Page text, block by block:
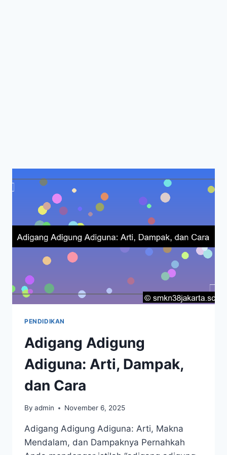
PENDIDIKAN
Adigang Adigung
Adiguna: Arti, Dampak,
dan Cara
By admin November 6, 2025
Adigang Adigung Adiguna: Arti, Makna
Mendalam, dan Dampaknya Pernahkah